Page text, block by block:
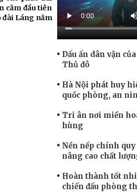
Chính phủ điện tử, Chuyển đổi số
căm đầu tiên
đài Láng năm
Dấu ấn dân vận
Thủ đô
Hà Nội phát huy
quốc phòng, an
Tri ân nơi miền
hùng
Nền nếp chính
nâng cao chất
Hoàn thành tốt
chiến đấu phòng